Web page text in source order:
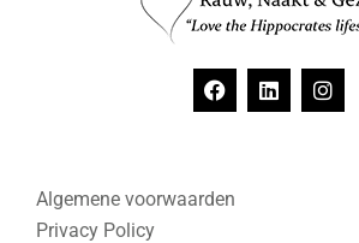
Algemene voorwaarden
Privacy Policy